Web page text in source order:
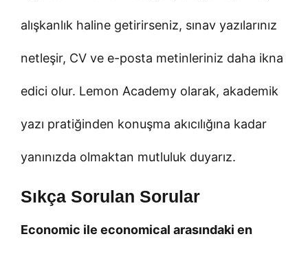
alışkanlık haline getirirseniz, sınav yazılarınız
netleşir, CV ve e-posta metinleriniz daha ikna
edici olur. Lemon Academy olarak, akademik
yazı pratiğinden konuşma akıcılığına kadar
yanınızda olmaktan mutluluk duyarız.
Sıkça Sorulan Sorular
Economic ile economical arasındaki en